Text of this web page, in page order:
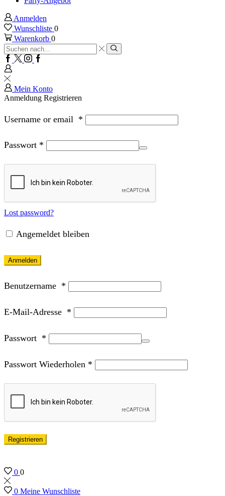
Anmelden
Wunschliste 0
Warenkorb 0
Sucheingabe
Suche
Facebook
TwitterInstagram
Google
Mein Konto
Anmeldung Registrieren
Username or email *
Passwort *
Lost password?
Angemeldet bleiben
Anmelden
Benutzername *
E-Mail-Adresse *
Passwort *
Passwort Wiederholen *
Registrieren
0 0
0 Meine Wunschliste